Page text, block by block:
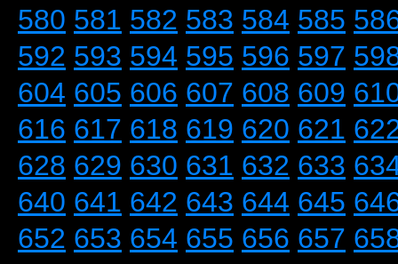
580 581 582 583 584 585
592 593 594 595 596 597
604 605 606 607 608 609
616 617 618 619 620 621
628 629 630 631 632 633
640 641 642 643 644 645
652 653 654 655 656 657